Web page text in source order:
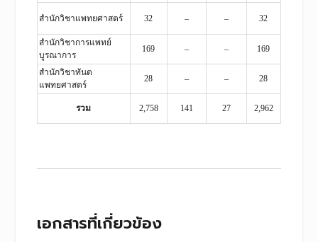
สำนักวิชาแพทยศาสตร์ 32 – – 32
สำนักวิชาการแพทย์
บูรณาการ
169 – – 169
สำนักวิชาทันต
แพทยศาสตร์
28 – – 28
รวม 2,758 141 27 2,962
เอกสารที่เกี่ยวข้อง